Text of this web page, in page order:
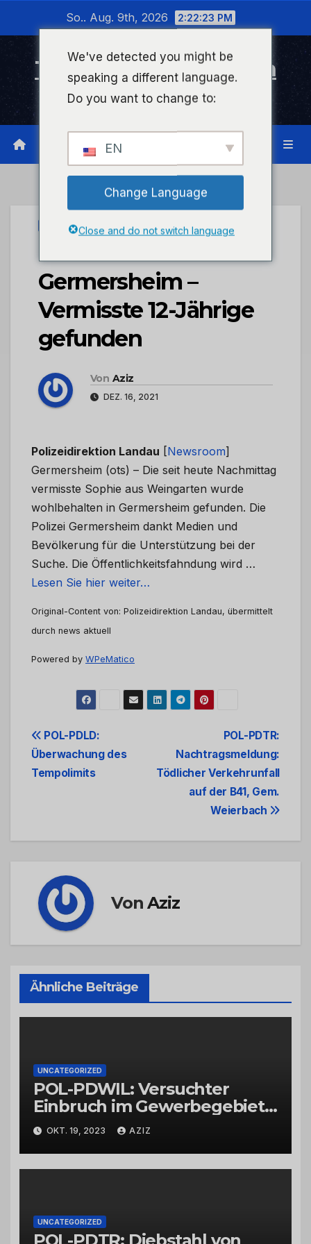
wechseln
So.. Aug. 9th, 2026 2:22:23 PM
Timeline Bad Kreuznach
Infonetzwerk für Bad Kreuznach
UNCATEGORIZED
POL-PDLD:
Germersheim –
Vermisste 12-Jährige
gefunden
Von Aziz
DEZ. 16, 2021
Polizeidirektion Landau [Newsroom]
Germersheim (ots) – Die seit heute Nachmittag
vermisste Sophie aus Weingarten wurde
wohlbehalten in Germersheim gefunden. Die
Polizei Germersheim dankt Medien und
Bevölkerung für die Unterstützung bei der
Suche. Die Öffentlichkeitsfahndung wird …
Lesen Sie hier weiter…
Original-Content von: Polizeidirektion Landau, übermittelt
durch news aktuell
Powered by WPeMatico
Beitrags-
Navigation
POL-PDTR:
Nachtragsmeldung:
Tödlicher Verkehrunfall
auf der B41, Gem.
Weierbach
POL-PDLD:
Überwachung des
Tempolimits
VonAziz
Ähnliche Beiträge
UNCATEGORIZED
POL-PDWIL: Versuchter
Einbruch im Gewerbegebiet
Wittlich
OKT. 19, 2023 AZIZ
UNCATEGORIZED
We've detected you might be
speaking a different language.
Do you want to change to:
EN
Change Language
Close and do not switch language